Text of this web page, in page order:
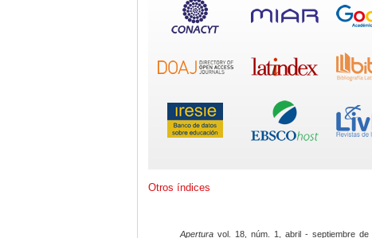
Otros índices
Apertura vol. 18, núm. 1, abril - septiembre